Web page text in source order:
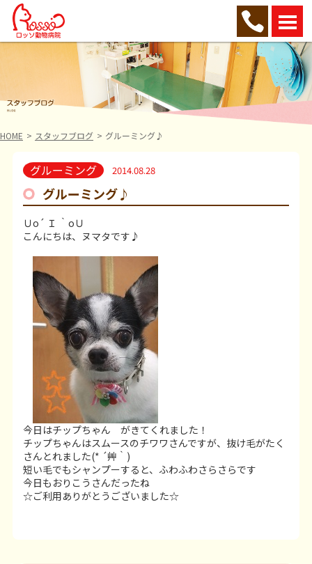
HOME スタッフブログ グルーミング♪
グルーミング 2014.08.28
グルーミング♪
Ｕo´ Ｉ ｀oＵ
こんにちは、ヌマタです♪
今日はチップちゃん がきてくれました！
チップちゃんはスムースのチワワさんですが、抜け毛がたく
さんとれました(* ´艸｀)
短い毛でもシャンプーすると、ふわふわさらさらです
今日もおりこうさんだったね
☆ご利用ありがとうございました☆